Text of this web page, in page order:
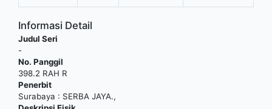
Informasi Detail
Judul Seri
-
No. Panggil
398.2 RAH R
Penerbit
Surabaya : SERBA JAYA.,